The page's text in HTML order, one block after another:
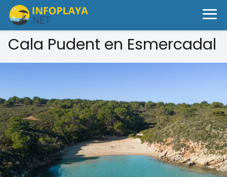
Cala Pudent en Esmercadal